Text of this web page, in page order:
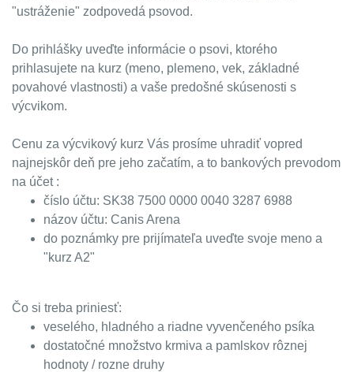
"ustráženie" zodpovedá psovod.
Do prihlášky uveďte informácie o psovi, ktorého
prihlasujete na kurz (meno, plemeno, vek, základné
povahové vlastnosti) a vaše predošné skúsenosti s
výcvikom.
Cenu za výcvikový kurz Vás prosíme uhradiť vopred
najnejskôr deň pre jeho začatím, a to bankových prevodom
na účet :
číslo účtu: SK38 7500 0000 0040 3287 6988
názov účtu: Canis Arena
do poznámky pre prijímateľa uveďte svoje meno a
"kurz A2"
Čo si treba priniesť:
veselého, hladného a riadne vyvenčeného psíka
dostatočné množstvo krmiva a pamlskov rôznej
hodnoty / rozne druhy